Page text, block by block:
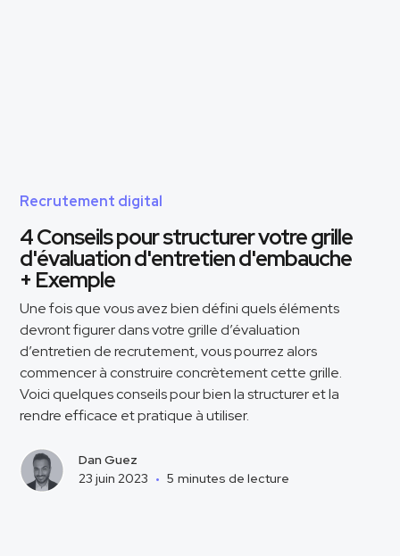
Recrutement digital
4 Conseils pour structurer votre grille
d'évaluation d'entretien d'embauche
+ Exemple
Une fois que vous avez bien défini quels éléments
devront figurer dans votre grille d’évaluation
d’entretien de recrutement, vous pourrez alors
commencer à construire concrètement cette grille.
Voici quelques conseils pour bien la structurer et la
rendre efficace et pratique à utiliser.
Dan Guez
23 juin 2023 • 5 minutes de lecture